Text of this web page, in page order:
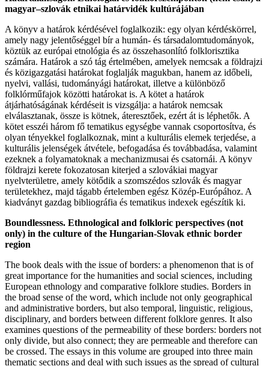
magyar–szlovák etnikai határvidék kultúrájában
A könyv a határok kérdésével foglalkozik: egy olyan kérdéskörrel,
amely nagy jelentőséggel bír a humán- és társadalomtudományok,
köztük az európai etnológia és az összehasonlító folklorisztika
számára. Határok a szó tág értelmében, amelyek nemcsak a földrajzi
és közigazgatási határokat foglalják magukban, hanem az időbeli,
nyelvi, vallási, tudományági határokat, illetve a különböző
folklórműfajok közötti határokat is. A kötet a határok
átjárhatóságának kérdéseit is vizsgálja: a határok nemcsak
elválasztanak, össze is kötnek, áteresztőek, ezért át is léphetők. A
kötet esszéi három fő tematikus egységbe vannak csoportosítva, és
olyan tényekkel foglalkoznak, mint a kulturális elemek terjedése, a
kulturális jelenségek átvétele, befogadása és továbbadása, valamint
ezeknek a folyamatoknak a mechanizmusai és csatornái. A könyv
földrajzi kerete fokozatosan kiterjed a szlovákiai magyar
nyelvterületre, amely kötődik a szomszédos szlovák és magyar
területekhez, majd tágabb értelemben egész Közép-Európához. A
kiadványt gazdag bibliográfia és tematikus indexek egészítik ki.
Boundlessness. Ethnological and folkloric perspectives (not
only) in the culture of the Hungarian-Slovak ethnic border
region
The book deals with the issue of borders: a phenomenon that is of
great importance for the humanities and social sciences, including
European ethnology and comparative folklore studies. Borders in
the broad sense of the word, which include not only geographical
and administrative borders, but also temporal, linguistic, religious,
disciplinary, and borders between different folklore genres. It also
examines questions of the permeability of these borders: borders not
only divide, but also connect; they are permeable and therefore can
be crossed. The essays in this volume are grouped into three main
thematic sections and deal with such issues as the spread of cultural